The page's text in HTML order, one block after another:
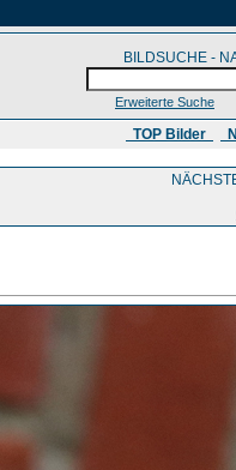
Erweiterte Suche
​ TOP Bilder